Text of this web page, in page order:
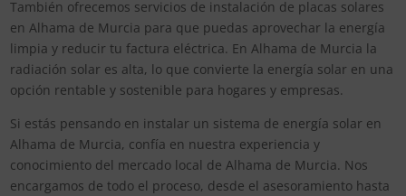
También ofrecemos servicios de instalación de placas solares
en Alhama de Murcia para que puedas aprovechar la energía
limpia y reducir tu factura eléctrica. En Alhama de Murcia la
radiación solar es alta, lo que convierte la energía solar en una
opción rentable y sostenible para hogares y empresas.
Si estás pensando en instalar un sistema de energía solar en
Alhama de Murcia, confía en nuestra experiencia y
conocimiento del mercado local de Alhama de Murcia. Nos
encargamos de todo el proceso, desde el asesoramiento hasta